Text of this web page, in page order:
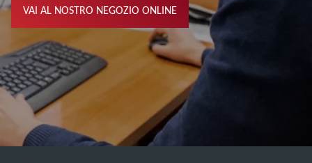
VAI AL NOSTRO NEGOZIO ONLINE